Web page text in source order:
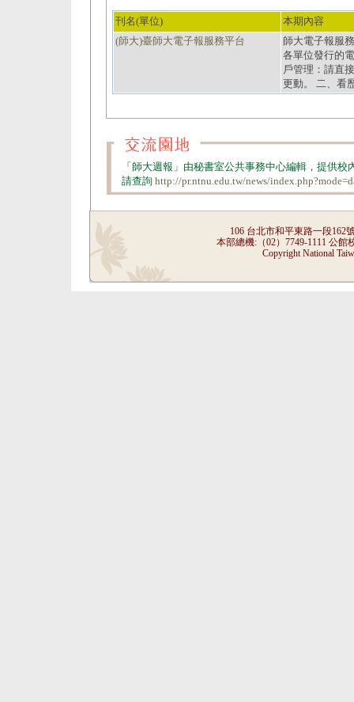
刊名(單位)
本期內容
(師大)臺師大電子報服務平台
師大電子報服
各單位發行的
戶管理：請直
更動。 二、看
「師大週報」由秘書室公共事務中心編輯，提供
請查詢 http://pr.ntnu.edu.tw/news/
106 台北市和平東路一段162號
本部總機:（02）7749-1111 公
Copyright National